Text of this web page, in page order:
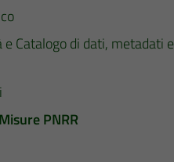
Catalogo di dati, metadati e
PNRR